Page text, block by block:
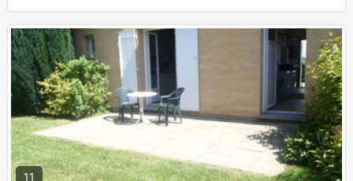
11